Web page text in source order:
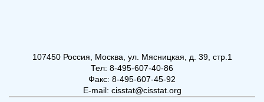
107450 Россия, Москва, ул. Мясницкая, д. 39, стр.1
Тел: 8-495-607-40-86
Факс: 8-495-607-45-92
E-mail: cisstat@cisstat.org